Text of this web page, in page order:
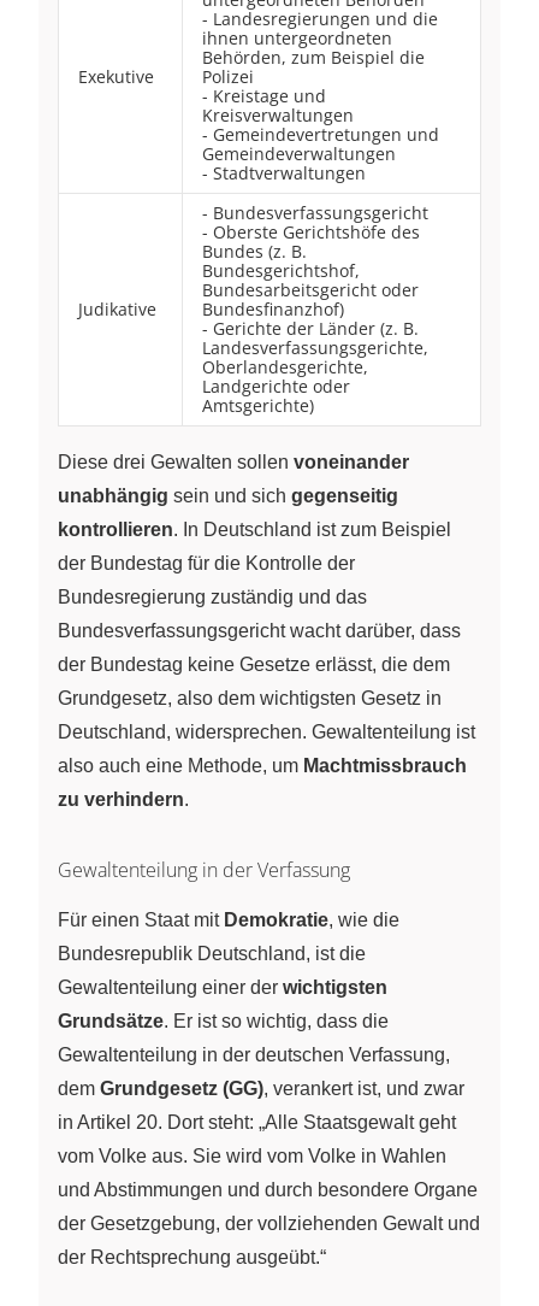
Exekutive
- Landesregierungen und die
ihnen untergeordneten
Behörden, zum Beispiel die
Polizei
- Kreistage und
Kreisverwaltungen
- Gemeindevertretungen und
Gemeindeverwaltungen
- Stadtverwaltungen
Judikative
- Bundesverfassungsgericht
- Oberste Gerichtshöfe des
Bundes (z. B.
Bundesgerichtshof,
Bundesarbeitsgericht oder
Bundesfinanzhof)
- Gerichte der Länder (z. B.
Landesverfassungsgerichte,
Oberlandesgerichte,
Landgerichte oder
Amtsgerichte)
Diese drei Gewalten sollen voneinander
unabhängig sein und sich gegenseitig
kontrollieren. In Deutschland ist zum Beispiel
der Bundestag für die Kontrolle der
Bundesregierung zuständig und das
Bundesverfassungsgericht wacht darüber, dass
der Bundestag keine Gesetze erlässt, die dem
Grundgesetz, also dem wichtigsten Gesetz in
Deutschland, widersprechen. Gewaltenteilung ist
also auch eine Methode, um Machtmissbrauch
zu verhindern.
Gewaltenteilung in der Verfassung
Für einen Staat mit Demokratie, wie die
Bundesrepublik Deutschland, ist die
Gewaltenteilung einer der wichtigsten
Grundsätze. Er ist so wichtig, dass die
Gewaltenteilung in der deutschen Verfassung,
dem Grundgesetz (GG), verankert ist, und zwar
in Artikel 20. Dort steht: „Alle Staatsgewalt geht
vom Volke aus. Sie wird vom Volke in Wahlen
und Abstimmungen und durch besondere Organe
der Gesetzgebung, der vollziehenden Gewalt und
der Rechtsprechung ausgeübt.“